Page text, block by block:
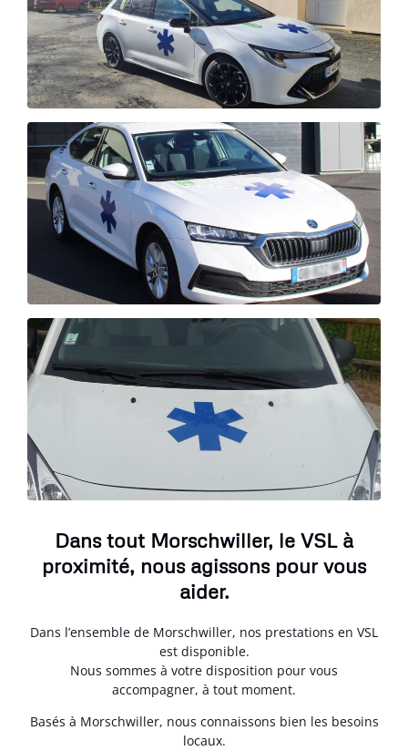
Dans tout Morschwiller, le VSL à
proximité, nous agissons pour vous
aider.
Dans l’ensemble de Morschwiller, nos prestations en VSL
est disponible.
Nous sommes à votre disposition pour vous
accompagner, à tout moment.
Basés à Morschwiller, nous connaissons bien les besoins
locaux.